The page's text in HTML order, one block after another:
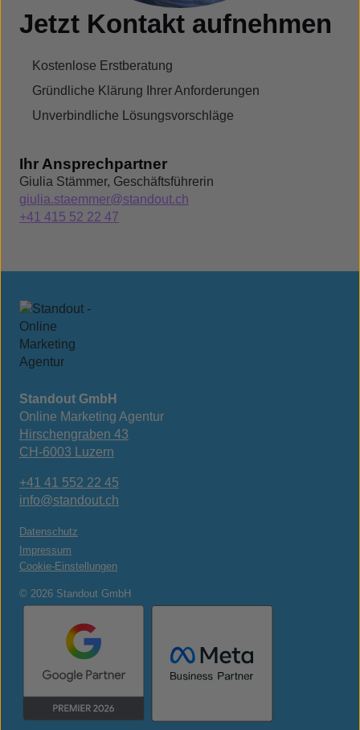
Jetzt Kontakt aufnehmen
Kostenlose Erstberatung
Gründliche Klärung Ihrer Anforderungen
Unverbindliche Lösungsvorschläge
Ihr Ansprechpartner
Giulia Stämmer, Geschäftsführerin
giulia.staemmer@standout.ch
+41 415 52 22 47
Standout GmbH
Online Marketing Agentur
Hirschengraben 43
CH-6003 Luzern
+41 41 552 22 45
info@standout.ch
Datenschutz
Impressum
Cookie-Einstellungen
© 2026 Standout GmbH